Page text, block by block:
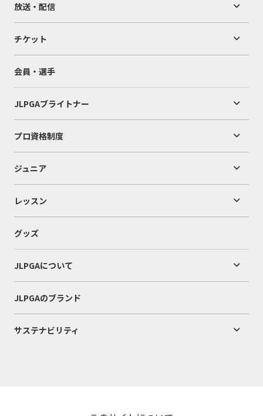
放送・配信
チケット
会員・選手
JLPGAブライトナー
プロ資格制度
ジュニア
レッスン
グッズ
JLPGAについて
JLPGAのブランド
サステナビリティ